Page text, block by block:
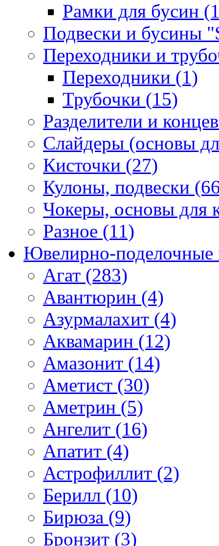
Рамки для бусин
Подвески и бусины
Переходники и
Переходники (1)
Трубочки (15)
Разделители и
Слайдеры (основы
Кисточки (27)
Кулоны, подвески
Чокеры, основы для
Разное (11)
Ювелирно-поделочные
Агат (283)
Авантюрин (4)
Азурмалахит (4)
Аквамарин (12)
Амазонит (14)
Аметист (30)
Аметрин (5)
Ангелит (16)
Апатит (4)
Астрофиллит (2)
Берилл (10)
Бирюза (9)
Бронзит (3)